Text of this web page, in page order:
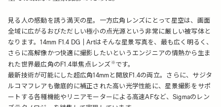
見る人の感動を誘う満天の星。一方広角レンズにとって星空は、画面
全域に広がるおびただしい極小の点光源という非常に厳しい被写体と
なります。14mm F1.4 DG | Artはそんな星景写真を、最も広く明るく、
さらに高解像かつ快適に撮影したいというエンジニアの情熱から生ま
れた世界最広角のF1.4単焦点レンズ※です。
最新技術が可能にした超広角14mmと開放F1.4の両立。さらに、サジタ
ルコマフレアも徹底的に補正された高い光学性能に、星景撮影をサポ
ートする各種機能やリニアモーターによる高速AFなど、Sigmaのレン